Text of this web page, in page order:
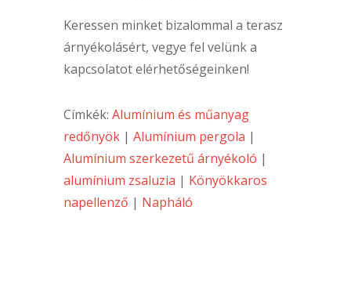
Keressen minket bizalommal a terasz
árnyékolásért, vegye fel velünk a
kapcsolatot elérhetőségeinken!
Címkék: Alumínium és műanyag
redőnyök| Alumínium pergola |
Alumínium szerkezetű árnyékoló |
alumínium zsaluzia | Könyökkaros
napellenző | Napháló